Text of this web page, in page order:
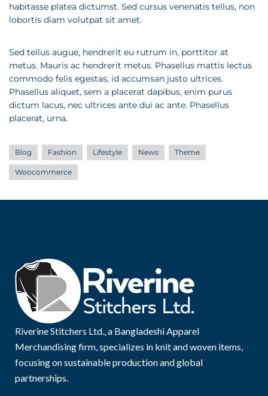
habitasse platea dictumst. Sed cursus venenatis tellus, non
lobortis diam volutpat sit amet.
Sed tellus augue, hendrerit eu rutrum in, porttitor at
metus. Mauris ac hendrerit metus. Phasellus mattis lectus
commodo felis egestas, id accumsan justo ultrices.
Phasellus aliquet, sem a placerat dapibus, enim purus
dictum lacus, nec ultrices ante dui ac ante. Phasellus
placerat, urna.
Blog Fashion Lifestyle News Theme
Woocommerce
Riverine Stitchers Ltd., a Bangladeshi Apparel
Merchandising firm, specializes in knit and woven items,
focusing on sustainable production and global
partnerships.